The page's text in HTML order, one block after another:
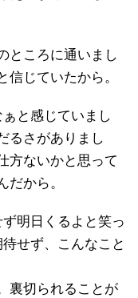
ところに通いまし
じていたから。
と感じていまし
るさがありまし
方ないかと思って
だから。
明日くるよと笑っ
せず、こんなこと
裏切られることが